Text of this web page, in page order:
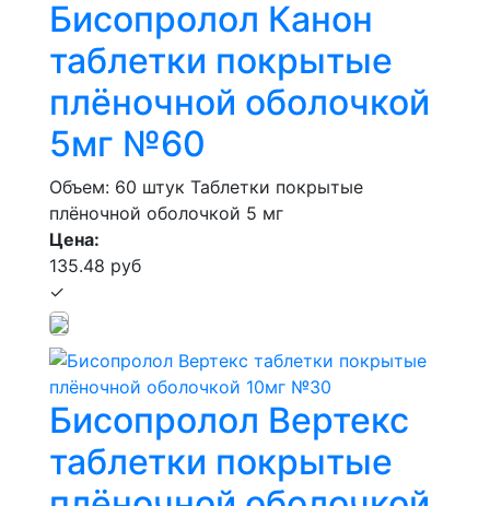
Бисопролол Канон
таблетки покрытые
плёночной оболочкой
5мг №60
Объем: 60 штук Таблетки покрытые
плёночной оболочкой 5 мг
Цена:
135.48 руб
✓
Бисопролол Вертекс
таблетки покрытые